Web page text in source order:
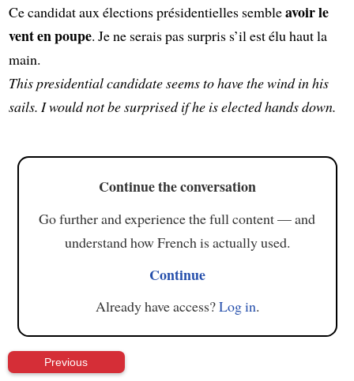
Ce candidat aux élections présidentielles sembleavoir le
vent en poupe. Je ne serais pas surpris s’il est élu haut la
main.
This presidential candidate seems to have the wind in his
sails. I would not be surprised if he is elected hands down.
Continue the conversation
Go further and experience the full content — and
understand how French is actually used.
Continue
Already have access?Log in.
Previous